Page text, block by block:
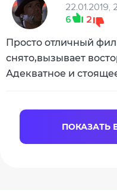
22.01.2019,
6
2
Просто отличный
снято,вызывает
Адекватное и
ПОКАЗАТЬ